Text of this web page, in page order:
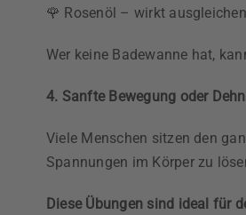
🌹 Rosenöl – wirkt
Wer keine Badewanne hat,
4. Sanfte Bewegung oder
Viele Menschen sitzen den
Spannungen im Körper zu
Diese Übungen sind ideal für